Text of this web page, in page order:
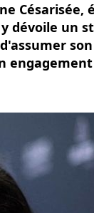
Césarisée,
dévoile un
son
engagement